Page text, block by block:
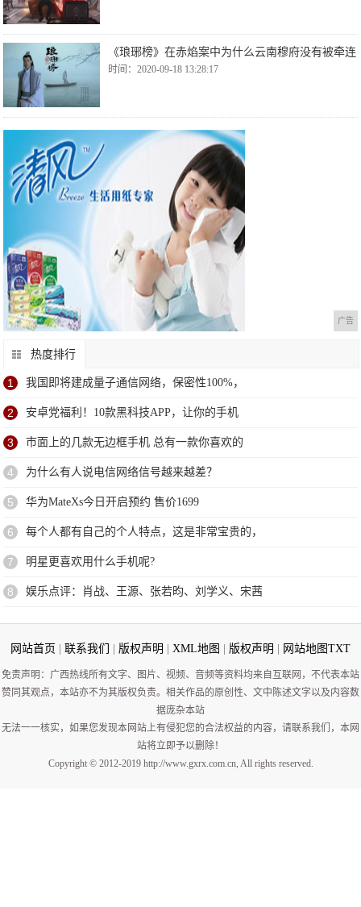
《琅琊榜》在赤焰案中为什么云南穆府没有被牵连
时间：2020-09-18 13:28:17
广告
热度排行
1 我国即将建成量子通信网络，保密性100%，
2 安卓党福利！10款黑科技APP，让你的手机
3 市面上的几款无边框手机 总有一款你喜欢的
4 为什么有人说电信网络信号越来越差？
5 华为MateXs今日开启预约 售价1699
6 每个人都有自己的个人特点，这是非常宝贵的，
7 明星更喜欢用什么手机呢?
8 娱乐点评：肖战、王源、张若昀、刘学义、宋茜
网站首页 联系我们 版权声明 XML地图 版权声明 网站地图TXT
免责声明：广西热线所有文字、图片、视频、音频等资料均来自互联网，不代表本站
赞同其观点，本站亦不为其版权负责。相关作品的原创性、文中陈述文字以及内容数
据庞杂本站
无法一一核实，如果您发现本网站上有侵犯您的合法权益的内容，请联系我们，本网
站将立即予以删除！
Copyright © 2012-2019 http://www.gxrx.com.cn, All rights reserved.